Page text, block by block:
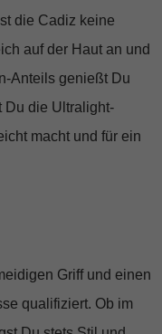
die Cadiz keine
auf der Haut an und
Anteils genießt Du
Du die Ultralight-
macht und für ein
Griff und einen
qualifiziert. Ob im